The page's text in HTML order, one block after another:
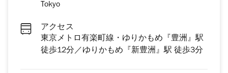
Tokyo
アクセス
東京メトロ有楽町線・ゆりかもめ『豊洲』駅
徒歩12分／ゆりかもめ『新豊洲』駅 徒歩3分